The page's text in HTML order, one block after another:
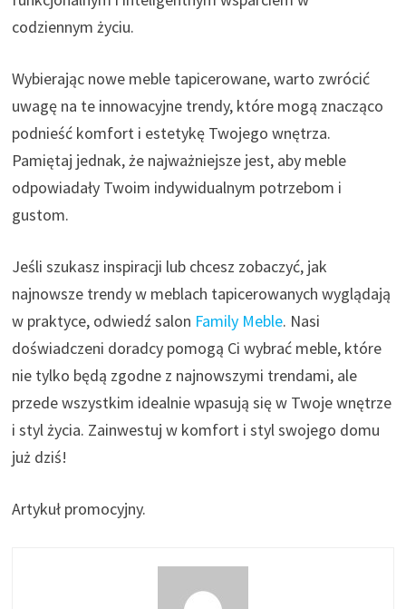
codziennym życiu.
Wybierając nowe meble tapicerowane, warto zwrócić
uwagę na te innowacyjne trendy, które mogą znacząco
podnieść komfort i estetykę Twojego wnętrza.
Pamiętaj jednak, że najważniejsze jest, aby meble
odpowiadały Twoim indywidualnym potrzebom i
gustom.
Jeśli szukasz inspiracji lub chcesz zobaczyć, jak
najnowsze trendy w meblach tapicerowanych wyglądają
w praktyce, odwiedź salon Family Meble. Nasi
doświadczeni doradcy pomogą Ci wybrać meble, które
nie tylko będą zgodne z najnowszymi trendami, ale
przede wszystkim idealnie wpasują się w Twoje wnętrze
i styl życia. Zainwestuj w komfort i styl swojego domu
już dziś!
Artykuł promocyjny.